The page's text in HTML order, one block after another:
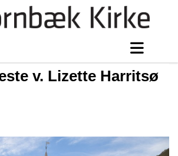
v. Lizette Harritsø